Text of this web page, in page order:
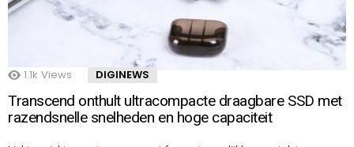
1.1k Views DIGINEWS
Transcend onthult ultracompacte draagbare SSD met
razendsnelle snelheden en hoge capaciteit